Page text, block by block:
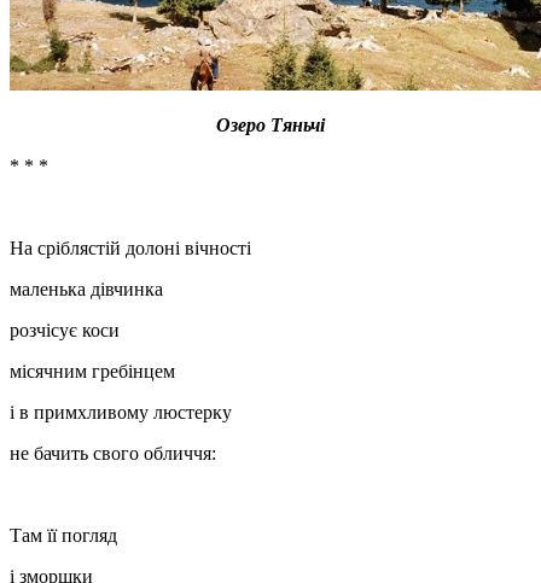
Озеро Тяньчі
* * *
На сріблястій долоні вічності
маленька дівчинка
розчісує коси
місячним гребінцем
і в примхливому люстерку
не бачить свого обличчя:
Там її погляд
і зморшки